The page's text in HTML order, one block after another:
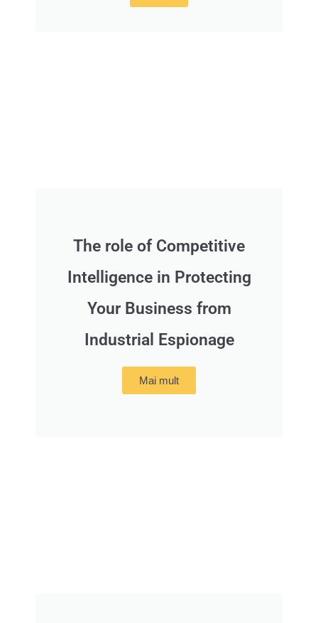
The role of Competitive
Intelligence in Protecting
Your Business from
Industrial Espionage
Mai mult